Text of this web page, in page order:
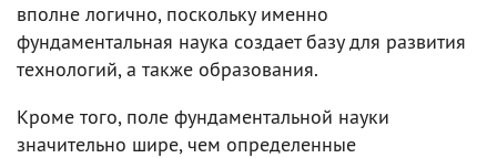
вполне логично, поскольку именно
фундаментальная наука создает базу для развития
технологий, а также образования.
Кроме того, поле фундаментальной науки
значительно шире, чем определенные